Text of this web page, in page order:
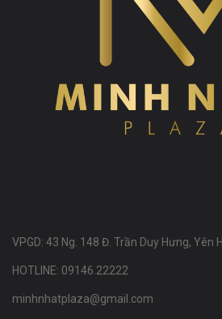
VPGD: 43 Ng. 148 Đ. Trần Duy Hưng, Yên
HOTLINE: 09146.22222
minhnhatplaza@gmail.com